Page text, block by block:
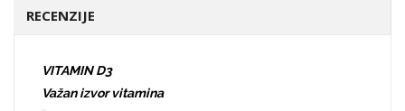
RECENZIJE
VITAMIN D3
Važan izvor vitamina